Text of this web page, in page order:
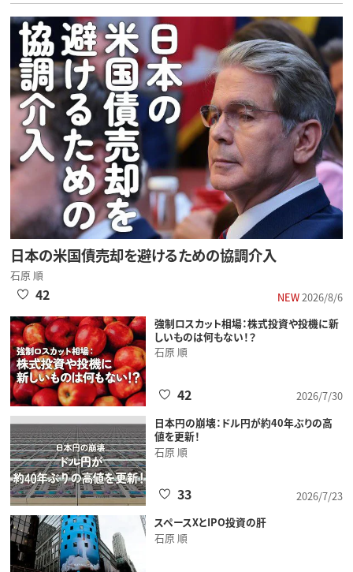
日本の米国債売却を避けるための協調介入
石原 順
NEW2026/8/6
42
強制ロスカット相場：株式投資や投機に新
しいものは何もない！？
石原 順
2026/7/30
42
日本円の崩壊：ドル円が約40年ぶりの高
値を更新！
石原 順
2026/7/23
33
スペースXとIPO投資の肝
石原 順